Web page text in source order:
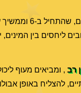
ליחסים בין המינים,
רב , ומביאים מעוף
להצליח באופן